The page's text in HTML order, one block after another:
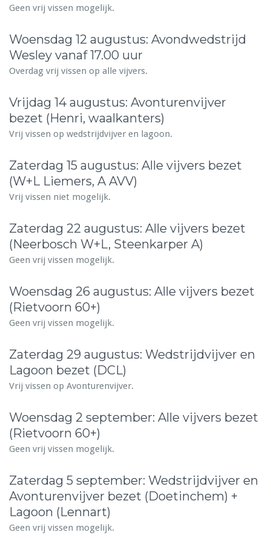
Geen vrij vissen mogelijk.
Woensdag 12 augustus: Avondwedstrijd
Wesley vanaf 17.00 uur
Overdag vrij vissen op alle vijvers.
Vrijdag 14 augustus: Avonturenvijver
bezet (Henri, waalkanters)
Vrij vissen op wedstrijdvijver en lagoon.
Zaterdag 15 augustus: Alle vijvers bezet
(W+L Liemers, A AVV)
Vrij vissen niet mogelijk.
Zaterdag 22 augustus: Alle vijvers bezet
(Neerbosch W+L, Steenkarper A)
Geen vrij vissen mogelijk.
Woensdag 26 augustus: Alle vijvers bezet
(Rietvoorn 60+)
Geen vrij vissen mogelijk.
Zaterdag 29 augustus: Wedstrijdvijver en
Lagoon bezet (DCL)
Vrij vissen op Avonturenvijver.
Woensdag 2 september: Alle vijvers bezet
(Rietvoorn 60+)
Geen vrij vissen mogelijk.
Zaterdag 5 september: Wedstrijdvijver en
Avonturenvijver bezet (Doetinchem) +
Lagoon (Lennart)
Geen vrij vissen mogelijk.